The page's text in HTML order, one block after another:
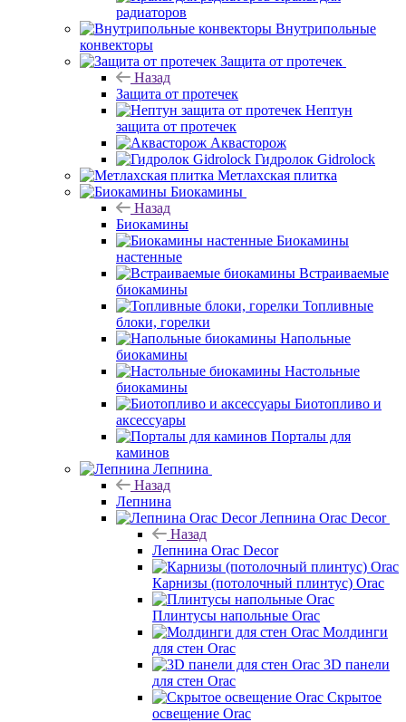
радиаторов
Внутрипольные
конвекторы
Защита от протечек
Назад
Защита от протечек
Нептун
защита от протечек
Аквасторож
Гидролок Gidrolock
Метлахская плитка
Биокамины
Назад
Биокамины
Биокамины
настенные
Встраиваемые
биокамины
Топливные
блоки, горелки
Напольные
биокамины
Настольные
биокамины
Биотопливо и
аксессуары
Порталы для
каминов
Лепнина
Назад
Лепнина
Лепнина Orac Decor
Назад
Лепнина Orac Decor
Карнизы (потолочный плинтус) Orac
Плинтусы напольные Orac
Молдинги
для стен Orac
3D панели
для стен Orac
Скрытое
освещение Orac